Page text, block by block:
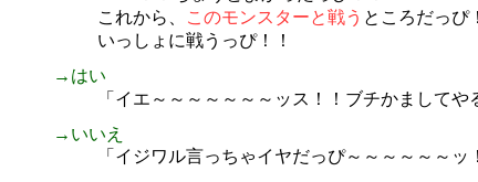
これから、
このモンスターと戦う ところだっぴ
いっしょに戦うっぴ！！
→はい
「イエ～～～～～～～ッス！！ブチかましてや
→いいえ
「イジワル言っちゃイヤだっぴ～～～～～～ッ